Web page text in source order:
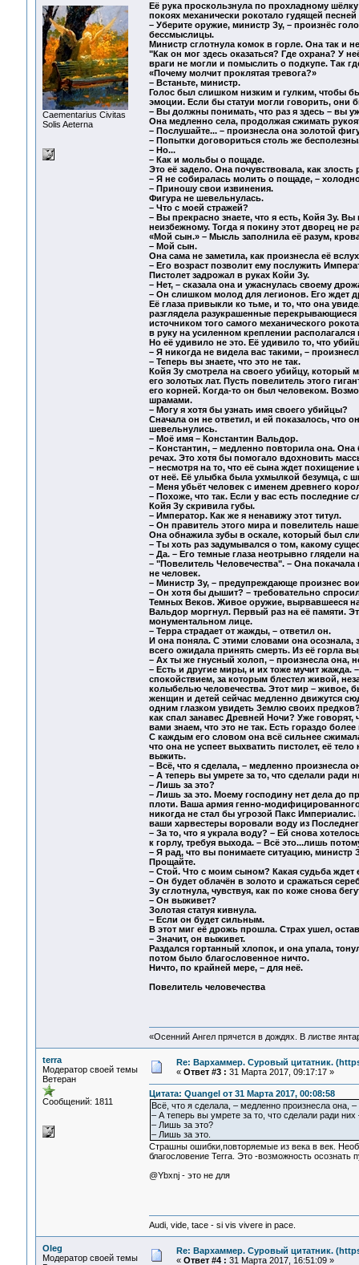
Сaementarius Civitas
Solis Aeterna
Её рука проскользнула по прохладному
покоях механически рокотало гудящей песней
– Уберите оружие, министр Зу, – произнёс
бессмыслицы.
Министр сглотнула комок в горле. Она так и
"Как он мог здесь оказаться? Где охрана? У
враги не могли и помыслить о подкупе. Так
«Почему молчит проклятая тревога?»
– Встаньте, министр.
Голос был слишком низким и гулким, чтобы
эмоции. Если бы статуи могли говорить, они
– Вы должны понимать, что раз я здесь – вы
Она медленно села, продолжая сжимать
– Послушайте... – произнесла она золотой
– Попытки договориться столь же
– Но...
– Как и мольбы о пощаде.
Это её задело. Она почувствовала, как злость
– Я не собиралась молить о пощаде, –
– Приношу свои извинения.
Фигура не шевельнулась.
– Что с моей стражей?
– Вы прекрасно знаете, что я есть, Койя Зу.
неизбежному. Тогда я покину этот дворец не
«Мой сын.» – Мысль заполнила её разум,
– Мой сын.
Она сама не заметила, как произнесла её
– Его возраст позволит ему послужить
Пистолет задрожал в руках Койи Зу.
– Нет, – сказала она и ужаснулась своему
– Он слишком молод для легионов. Его ждет
Её глаза привыкли ко тьме, и то, что она
разглядела разукрашенные
источником того самого механического
в руку на усиленном креплении
Но её удивило не это. Её удивило то, что
– Я никогда не видела вас такими, –
– Теперь вы знаете, что это не так.
Койя Зу смотрела на своего убийцу,
его золотых лат. Пусть повелитель этого
его корней. Когда-то он был человеком.
шрамами.
– Могу я хотя бы узнать имя своего убийцы?
Сначала он не ответил, и ей показалось, что
шевельнулись.
– Моё имя – Константин Вальдор.
– Константин, – медленно повторила она.
речах. Это хотя бы помогало вдохновить
– несмотря на то, что её сына ждет похищение
от неё. Её улыбка была ухмылкой безумца, с
– Меня убьёт человек с именем древнего
– Похоже, что так. Если у вас есть последние
Койя Зу скривила губы.
– Император. Как же я ненавижу этот титул.
– Он правитель этого мира и повелитель
Она обнажила зубы в оскале, который был
– Ты хоть раз задумывался о том, какому
– Да. – Его темные глаза неотрывно глядели
– "Повелитель Человечества". – Она
не человек.
– Министр Зу, – предупреждающе произнес
– Он хотя бы дышит? – требовательно
Темных Веков. Живое оружие, вырвавшееся
Вальдор моргнул. Первый раз на её памяти.
монументальном лице.
– Терра страдает от жажды, – ответил он.
И она поняла. С этими словами она осознала,
всего ожидала принять смерть. Из её горла
– Ах ты же гнусный холоп, – произнесла она,
– Есть и другие миры, и их тоже мучит жажда.
спокойствием, за которым блестел живой,
колыбелью человечества. Этот мир – живое,
женщин и детей сейчас медленно движутся
одним глазком увидеть Землю своих
как спал занавес Древней Ночи? Уже
вами знаем, что это не так. Есть гораздо
С каждым его словом она всё сильнее
что она не успеет выхватить пистолет, её
выжить.
– Всё, что я сделала, – медленно произнесла
– А теперь вы умрете за то, что сделали ради
– Лишь за это?
– Лишь за это. Моему господину нет дела до
плоти. Ваша армия генно-
никогда не стал бы угрозой Пакс Империалис.
ваши харвестеры воровали воду из
– За то, что я украла воду? – Ей снова
к горлу, требуя выхода. – Всё это...лишь
– Я рад, что вы понимаете ситуацию,
Прощайте.
– Стой. Что с моим сыном? Какая судьба ждет
– Он будет облачён в золото и сражаться
Зу сглотнула, чувствуя, как по коже снова
– Он выживет?
Золотая статуя кивнула.
– Если он будет сильным.
В этот миг её дрожь прошла. Страх ушел,
– Значит, он выживет.
Раздался гортанный хлопок, и она упала,
потом было благословенное ничто.
Ничто, по крайней мере, – для неё.
Повелитель человечества
«Осенний Ангел прячется в дождях. В листве
terra
Модератор своей темы
Ветеран
Сообщений: 1811
Re: Вархаммер. Суровый цитатник.
« Ответ #3 : 31 Марта 2017, 09:17:17 »
Цитата: Quangel от 31 Марта 2017, 00:08:58
Всё, что я сделала, – медленно произнесла она,
– А теперь вы умрете за то, что сделали ради
– Лишь за это?
– Лишь за это.
Страшны ошибки,повторяемые из века в век.
благословение Terra. Это -возможность осознать
@Ybxnj - это не для
Audi, vide, tace - si vis vivere in pace.
Oleg
Модератор своей темы
Re: Вархаммер. Суровый цитатник.
« Ответ #4 : 31 Марта 2017, 16:51:09 »